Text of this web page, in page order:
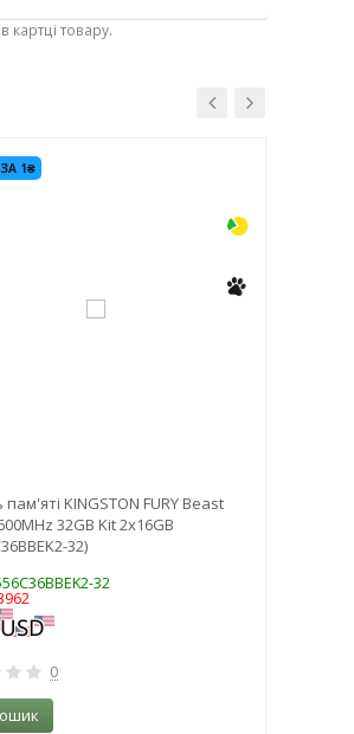
картці товару.
1₴
KINGSTON FURY Beast
32GB Kit 2x16GB
32)
32
0